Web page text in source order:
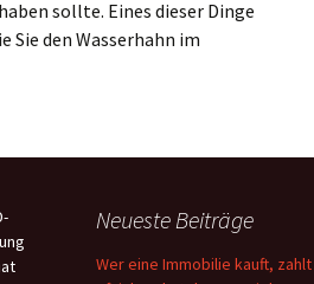
sollte. Eines dieser Dinge
Sie den Wasserhahn im
abstellen
Neueste Beiträge
Wer eine Immobilie kauft, zahlt